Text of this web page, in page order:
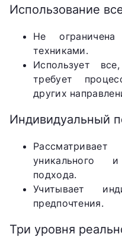
Использование
Не
техниками.
Использует
требует
других
Индивидуальный
уникального
подхода.
Учитывает
предпочтения.
Три уровня